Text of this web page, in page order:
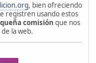
, bien ofreciendo
registren usando estos
comisión que nos
la web.